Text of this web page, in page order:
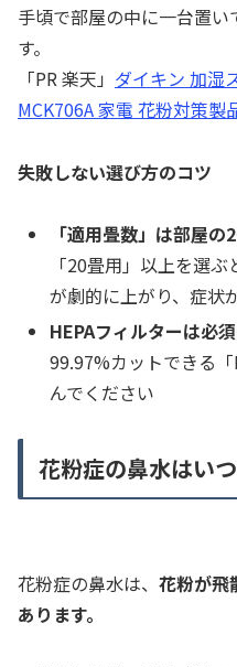
手頃で部屋の中に一台置
す。
「PR 楽天」 ダイキン 加湿
MCK706A 家電 花粉対策製
失敗しない選び方のコツ
「適用畳数」は部屋
「20畳用」以上を選
が劇的に上がり、症状
HEPAフィルターは必
99.97%カットできる
んでください
花粉症の鼻水はい
花粉症の鼻水は、 花粉が飛
あります。